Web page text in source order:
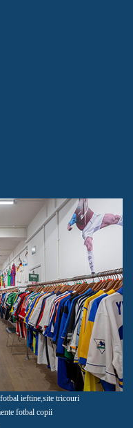
ieftine site tricouri
fotbal copii